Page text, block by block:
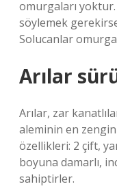
omurgaları
söylemek
Solucanlar
Arılar
Arılar, zar
aleminin en zengin
özellikleri: 2 çift,
boyuna damarlı,
sahiptirler.